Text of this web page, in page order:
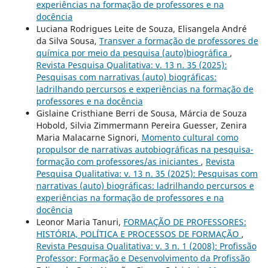
experiências na formação de professores e na
docência
Luciana Rodrigues Leite de Souza, Elisangela André
da Silva Sousa, Transver a formação de professores de
química por meio da pesquisa (auto)biográfica ,
Revista Pesquisa Qualitativa: v. 13 n. 35 (2025):
Pesquisas com narrativas (auto) biográficas:
ladrilhando percursos e experiências na formação de
professores e na docência
Gislaine Cristhiane Berri de Sousa, Márcia de Souza
Hobold, Silvia Zimmermann Pereira Guesser, Zenira
Maria Malacarne Signori, Momento cultural como
propulsor de narrativas autobiográficas na pesquisa-
formação com professores/as iniciantes , Revista
Pesquisa Qualitativa: v. 13 n. 35 (2025): Pesquisas com
narrativas (auto) biográficas: ladrilhando percursos e
experiências na formação de professores e na
docência
Leonor Maria Tanuri, FORMAÇÃO DE PROFESSORES:
HISTÓRIA, POLÍTICA E PROCESSOS DE FORMAÇÃO ,
Revista Pesquisa Qualitativa: v. 3 n. 1 (2008): Profissão
Professor: Formação e Desenvolvimento da Profissão